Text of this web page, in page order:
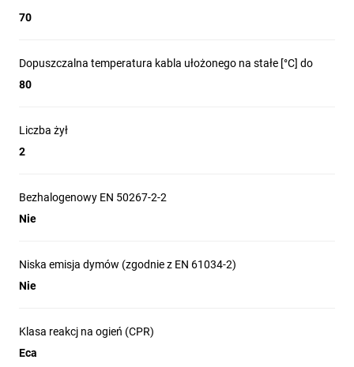
70
Dopuszczalna temperatura kabla ułożonego na stałe [°C] do
80
Liczba żył
2
Bezhalogenowy EN 50267-2-2
Nie
Niska emisja dymów (zgodnie z EN 61034-2)
Nie
Klasa reakcj na ogień (CPR)
Eca